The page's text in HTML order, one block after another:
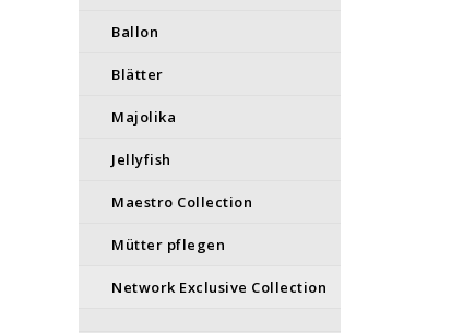
Ballon
Blätter
Majolika
Jellyfish
Maestro Collection
Mütter pflegen
Network Exclusive Collection